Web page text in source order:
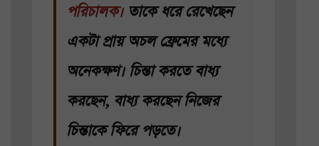
পরিচালক। তাকে ধরে রেখেছেন
একটা প্রায় অচল ফ্রেমের মধ্যে
অনেকক্ষণ। চিন্তা করতে বাধ্য
করছেন, বাধ্য করছেন নিজের
চিন্তাকে ফিরে পড়তে।